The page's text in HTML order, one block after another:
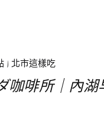
| 北市這樣吃
咖啡所｜內